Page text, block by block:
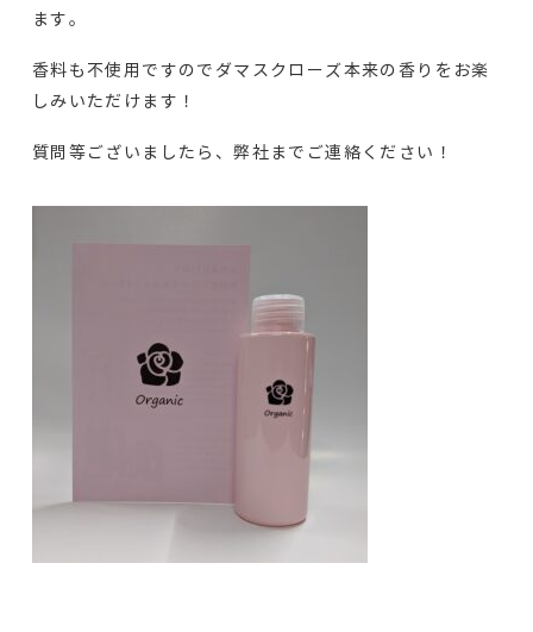
ます。
香料も不使用ですのでダマスクローズ本来の香りをお楽
しみいただけます！
質問等ございましたら、弊社までご連絡ください！